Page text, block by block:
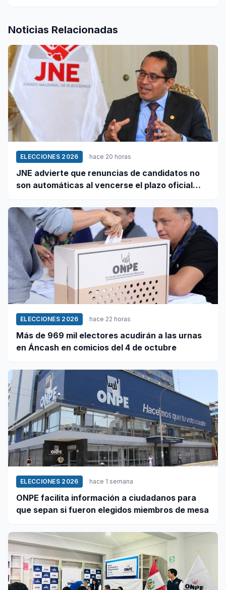
Noticias Relacionadas
ELECCIONES 2026 hace 20 horas
JNE advierte que renuncias de candidatos no
son automáticas al vencerse el plazo oficial
ELECCIONES 2026 hace 22 horas
Más de 969 mil electores acudirán a las urnas
en Áncash en comicios del 4 de octubre
ELECCIONES 2026 hace 1 semana
ONPE facilita información a ciudadanos para
que sepan si fueron elegidos miembros de mesa